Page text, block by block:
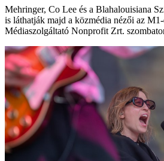
Mehringer, Co Lee és a Blahalouisiana
is láthatják majd a közmédia nézői az
Médiaszolgáltató Nonprofit Zrt.